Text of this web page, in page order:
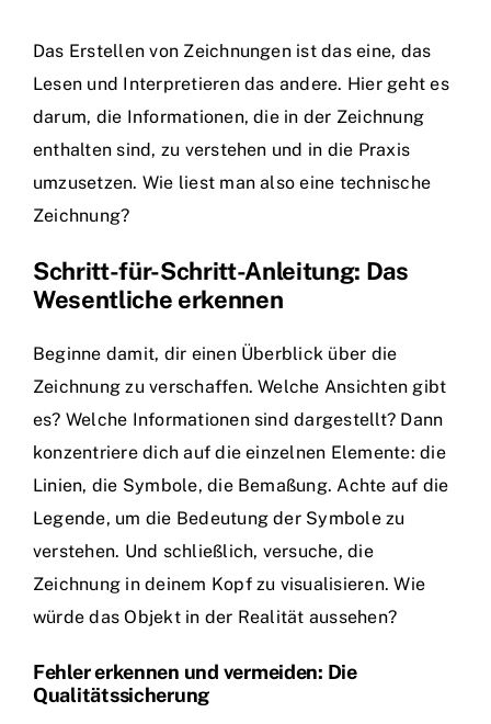
Das Erstellen von Zeichnungen ist das eine, das
Lesen und Interpretieren das andere. Hier geht es
darum, die Informationen, die in der Zeichnung
enthalten sind, zu verstehen und in die Praxis
umzusetzen. Wie liest man also eine technische
Zeichnung?
Schritt-für-Schritt-Anleitung: Das
Wesentliche erkennen
Beginne damit, dir einen Überblick über die
Zeichnung zu verschaffen. Welche Ansichten gibt
es? Welche Informationen sind dargestellt? Dann
konzentriere dich auf die einzelnen Elemente: die
Linien, die Symbole, die Bemaßung. Achte auf die
Legende, um die Bedeutung der Symbole zu
verstehen. Und schließlich, versuche, die
Zeichnung in deinem Kopf zu visualisieren. Wie
würde das Objekt in der Realität aussehen?
Fehler erkennen und vermeiden: Die
Qualitätssicherung